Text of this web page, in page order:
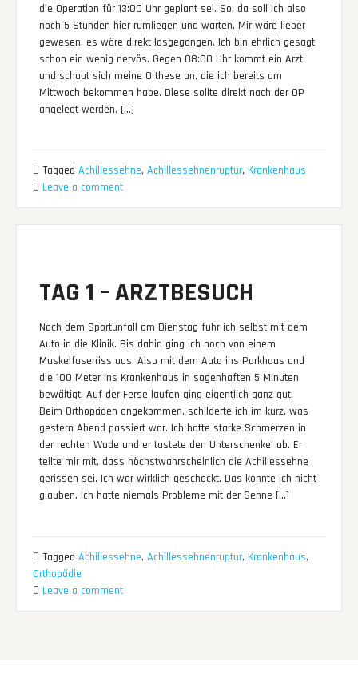
die Operation für 13:00 Uhr geplant sei. So, da soll ich also
noch 5 Stunden hier rumliegen und warten. Mir wäre lieber
gewesen, es wäre direkt losgegangen. Ich bin ehrlich gesagt
schon ein wenig nervös. Gegen 08:00 Uhr kommt ein Arzt
und schaut sich meine Orthese an, die ich bereits am
Mittwoch bekommen habe. Diese sollte direkt nach der OP
angelegt werden. […]
TaggedAchillessehne,Achillessehnenruptur, Krankenhaus
Leave a comment
TAG 1 – ARZTBESUCH
Nach dem Sportunfall am Dienstag fuhr ich selbst mit dem
Auto in die Klinik. Bis dahin ging ich noch von einem
Muskelfaserriss aus. Also mit dem Auto ins Parkhaus und
die 100 Meter ins Krankenhaus in sagenhaften 5 Minuten
bewältigt. Auf der Ferse laufen ging eigentlich ganz gut.
Beim Orthopäden angekommen, schilderte ich im kurz, was
gestern Abend passiert war. Ich hatte starke Schmerzen in
der rechten Wade und er tastete den Unterschenkel ab. Er
teilte mir mit, dass höchstwahrscheinlich die Achillessehne
gerissen sei. Ich war wirklich geschockt. Das konnte ich nicht
glauben. Ich hatte niemals Probleme mit der Sehne […]
TaggedAchillessehne,Achillessehnenruptur, Krankenhaus,
Orthopädie
Leave a comment